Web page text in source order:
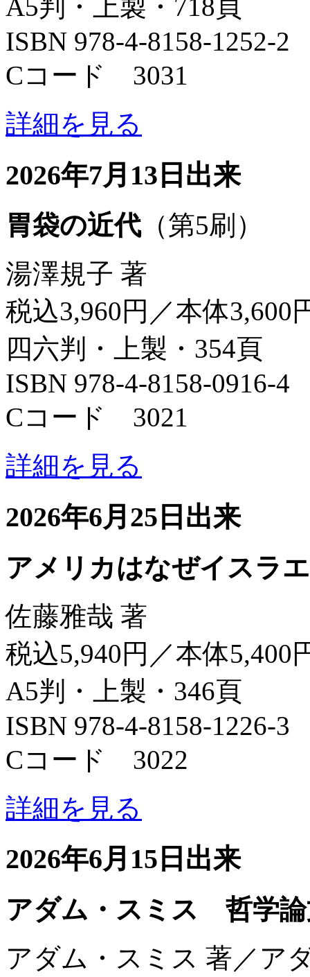
A5判・上製・718頁
ISBN 978-4-8158-1252-2
Cコード 3031
詳細を見る
2026年7月13日出来
胃袋の近代（第5刷）
湯澤規子 著
税込3,960円／本体3,600
四六判・上製・354頁
ISBN 978-4-8158-0916-4
Cコード 3021
詳細を見る
2026年6月25日出来
アメリカはなぜイスラ
佐藤雅哉 著
税込5,940円／本体5,400
A5判・上製・346頁
ISBN 978-4-8158-1226-3
Cコード 3022
詳細を見る
2026年6月15日出来
アダム・スミス 哲学論
アダム・スミス 著／ア